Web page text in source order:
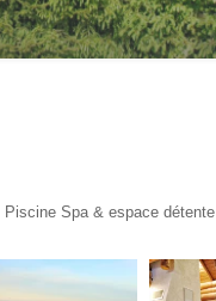
Piscine Spa & espace détente